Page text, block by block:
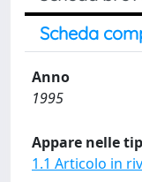
Scheda
Anno
1995
Appare nelle
1.1 Articolo in